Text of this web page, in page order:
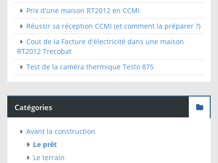
Prix d'une maison RT2012 en CCMI
Réussir sa réception CCMI (et comment la préparer ?)
Cout de la Facture d'électricité dans une maison
RT2012 Trecobat
Test de la caméra thermique Testo 875
Catégories
Avant la construction
Le prêt
Le terrain